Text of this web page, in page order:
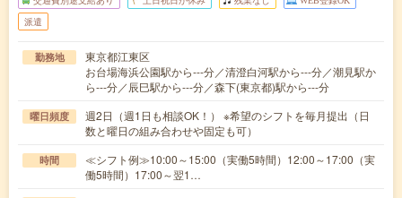
派遣
勤務地
東京都江東区
お台場海浜公園駅から---分／清澄白河駅から---分／潮見駅か
ら---分／辰巳駅から---分／森下(東京都)駅から---分
曜日頻度
週2日（週1日も相談OK！） ※希望のシフトを毎月提出（日
数と曜日の組み合わせや固定も可）
時間
≪シフト例≫10:00～15:00（実働5時間）12:00～17:00（実
働5時間）17:00～翌1…